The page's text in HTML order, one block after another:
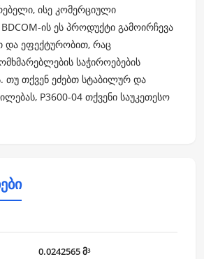
ისე კომერციული
ის ეს პროდუქტი გამოირჩევა
და ეფექტურობით, რაც
საჭიროებების
თუ თქვენ ეძებთ სტაბილურ და
P3600-04 თქვენი საუკეთესო
0.0242565 მ³